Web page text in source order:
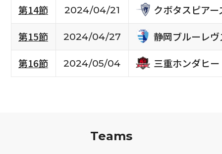
第14節
2024/04/21
クボタスピア
第15節
2024/04/27
静岡ブルーレヴ
第16節
2024/05/04 三重ホンダヒー
Teams